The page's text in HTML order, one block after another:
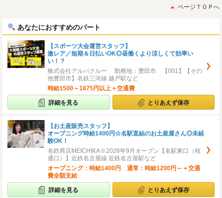
後
ページＴＯＰへ
あなたにおすすめのパート
【スポーツ大会運営スタッフ】
激レア／短期＆日払いOK◎昼働くより涼しくて効率い
い！？
株式会社アルバクルー 勤務地：豊田市 【001】【その
他豊田市】名鉄三河線 越戸駅など
時給1500～1875円以上＋交通費
詳細を見る とりあえず保存
【お土産販売スタッフ】
オープニング時給1400円☆名駅直結のお土産屋さん◎未経
験OK！
名鉄商店MEICHIKA※2026年9月オープン【名駅東口（桜
通口）】近鉄名古屋線 近鉄名古屋駅など
オープニング：時給1400円 通常：時給1200円～＋交通
費全額支給
詳細を見る とりあえず保存